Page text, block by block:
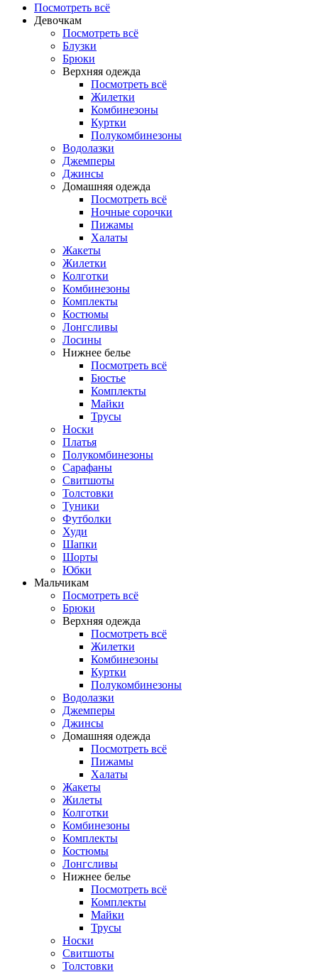
Посмотреть всё
Девочкам
Посмотреть всё
Блузки
Брюки
Верхняя одежда
Посмотреть всё
Жилетки
Комбинезоны
Куртки
Полукомбинезоны
Водолазки
Джемперы
Джинсы
Домашняя одежда
Посмотреть всё
Ночные сорочки
Пижамы
Халаты
Жакеты
Жилетки
Колготки
Комбинезоны
Комплекты
Костюмы
Лонгсливы
Лосины
Нижнее белье
Посмотреть всё
Бюстье
Комплекты
Майки
Трусы
Носки
Платья
Полукомбинезоны
Сарафаны
Свитшоты
Толстовки
Туники
Футболки
Худи
Шапки
Шорты
Юбки
Мальчикам
Посмотреть всё
Брюки
Верхняя одежда
Посмотреть всё
Жилетки
Комбинезоны
Куртки
Полукомбинезоны
Водолазки
Джемперы
Джинсы
Домашняя одежда
Посмотреть всё
Пижамы
Халаты
Жакеты
Жилеты
Колготки
Комбинезоны
Комплекты
Костюмы
Лонгсливы
Нижнее белье
Посмотреть всё
Комплекты
Майки
Трусы
Носки
Свитшоты
Толстовки